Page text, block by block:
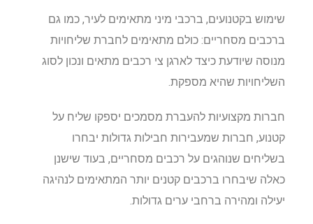
שימוש בקטנועים, ברכבי מיני מתאימים לעיר, כמו גם
ברכבים מסחריים: כולם מתאימים לחברת שליחויות
מנוסה שיודעת כיצד לארגן צי רכבים מתאים ונכון לסוג
השליחויות שהיא מספקת.
חברות מקצועיות להעברת מסמכים יספקו שליח על
קטנוע, חברות שמעבירות חבילות גדולות יבחרו
בשליחים שנוהגים על רכבים מסחריים, בעוד שישנן
כאלה שיבחרו ברכבים קטנים יותר המתאימים לנהיגה
יעילה ומהירה ברחבי ערים גדולות.